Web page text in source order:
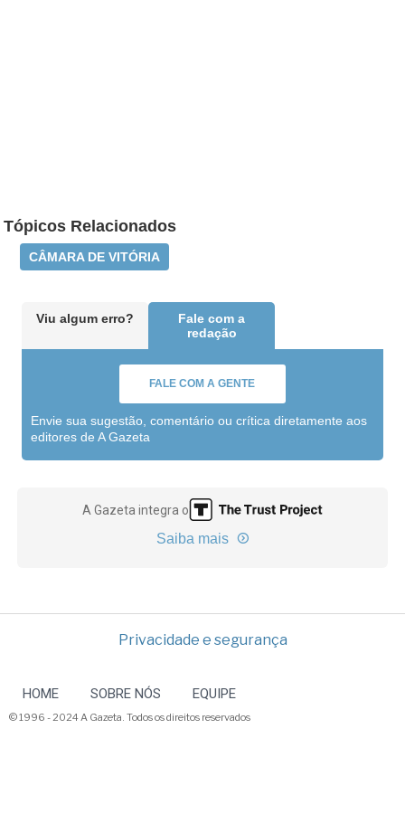
Tópicos Relacionados
CÂMARA DE VITÓRIA
Viu algum erro?
Fale com a
redação
FALE COM A GENTE
Envie sua sugestão, comentário ou crítica diretamente aos
editores de A Gazeta
A Gazeta integra o
Saiba mais
Privacidade e segurança
HOME SOBRE NÓS EQUIPE
© 1996 - 2024 A Gazeta. Todos os direitos reservados